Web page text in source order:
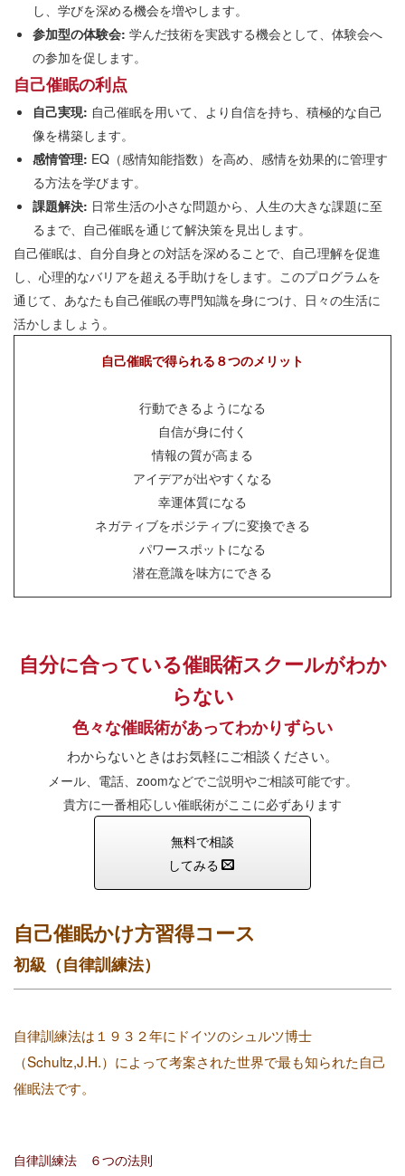
し、学びを深める機会を増やします。
参加型の体験会: 学んだ技術を実践する機会として、体験会へ
の参加を促します。
自己催眠の利点
自己実現: 自己催眠を用いて、より自信を持ち、積極的な自己
像を構築します。
感情管理: EQ（感情知能指数）を高め、感情を効果的に管理す
る方法を学びます。
課題解決: 日常生活の小さな問題から、人生の大きな課題に至
るまで、自己催眠を通じて解決策を見出します。
自己催眠は、自分自身との対話を深めることで、自己理解を促進
し、心理的なバリアを超える手助けをします。このプログラムを
通じて、あなたも自己催眠の専門知識を身につけ、日々の生活に
活かしましょう。
自己催眠で得られる８つのメリット
行動できるようになる
自信が身に付く
情報の質が高まる
アイデアが出やすくなる
幸運体質になる
ネガティブをポジティブに変換できる
パワースポットになる
潜在意識を味方にできる
自分に合っている催眠術スクールがわか
らない
色々な催眠術があってわかりずらい
わからないときはお気軽にご相談ください。
メール、電話、zoomなどでご説明やご相談可能です。
貴方に一番相応しい催眠術がここに必ずあります
無料で相談
してみる
自己催眠かけ方習得コース
初級（自律訓練法）
自律訓練法は１９３２年にドイツのシュルツ博士
（Schultz,J.H.）によって考案された世界で最も知られた自己
催眠法です。
自律訓練法 ６つの法則